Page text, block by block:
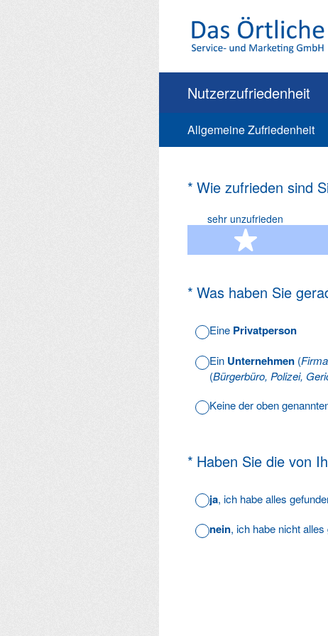
Nutzerzufriedenheit
Allgemeine Zufriedenheit
* Wie zufrieden sind
(Erforderlich.)
sehr unzufrieden
1 Stern
* Was haben Sie
(Erforderlich.)
Eine Privatperson
Ein Unternehmen (
(Bürgerbüro, Polizei,
Keine der oben
* Haben Sie die von
(Erforderlich.)
ja, ich habe alles
nein, ich habe nicht alles